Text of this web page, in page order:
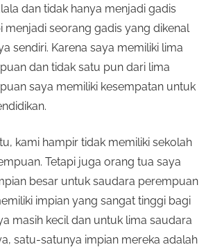
dan tidak hanya menjadi gadis
menjadi seorang gadis yang dikenal
sendiri. Karena saya memiliki lima
dan tidak satu pun dari lima
saya memiliki kesempatan untuk
kami hampir tidak memiliki sekolah
Tetapi juga orang tua saya
besar untuk saudara perempuan
impian yang sangat tinggi bagi
masih kecil dan untuk lima saudara
satu-satunya impian mereka adalah